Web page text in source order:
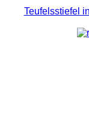
Teufelsstiefel